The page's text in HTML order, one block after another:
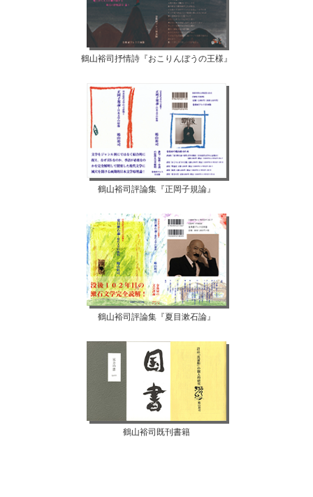
鶴山裕司抒情詩『おこりんぼうの王様』
鶴山裕司評論集『正岡子規論』
鶴山裕司評論集『夏目漱石論』
鶴山裕司既刊書籍